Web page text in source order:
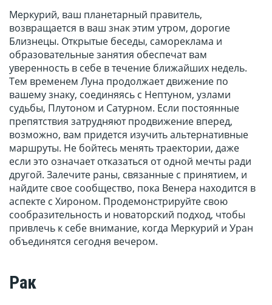
Меркурий, ваш планетарный правитель,
возвращается в ваш знак этим утром, дорогие
Близнецы. Открытые беседы, самореклама и
образовательные занятия обеспечат вам
уверенность в себе в течение ближайших недель.
Тем временем Луна продолжает движение по
вашему знаку, соединяясь с Нептуном, узлами
судьбы, Плутоном и Сатурном. Если постоянные
препятствия затрудняют продвижение вперед,
возможно, вам придется изучить альтернативные
маршруты. Не бойтесь менять траектории, даже
если это означает отказаться от одной мечты ради
другой. Залечите раны, связанные с принятием, и
найдите свое сообщество, пока Венера находится в
аспекте с Хироном. Продемонстрируйте свою
сообразительность и новаторский подход, чтобы
привлечь к себе внимание, когда Меркурий и Уран
объединятся сегодня вечером.
Рак